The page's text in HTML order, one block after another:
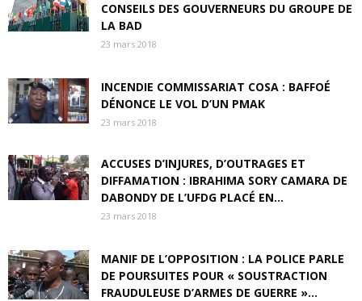
CONSEILS DES GOUVERNEURS DU GROUPE DE
LA BAD
23 mars 2018
INCENDIE COMMISSARIAT COSA : BAFFOÉ
DÉNONCE LE VOL D’UN PMAK
23 mars 2018
ACCUSES D’INJURES, D’OUTRAGES ET
DIFFAMATION : IBRAHIMA SORY CAMARA DE
DABONDY DE L’UFDG PLACÉ EN...
23 mars 2018
MANIF DE L’OPPOSITION : LA POLICE PARLE
DE POURSUITES POUR « SOUSTRACTION
FRAUDULEUSE D’ARMES DE GUERRE »…